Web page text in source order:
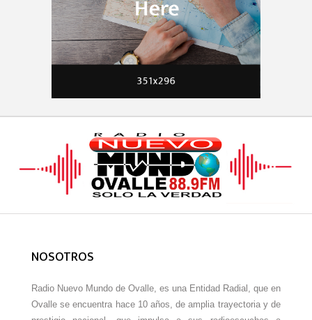
NOSOTROS
Radio Nuevo Mundo de Ovalle, es una Entidad Radial, que en
Ovalle se encuentra hace 10 años, de amplia trayectoria y de